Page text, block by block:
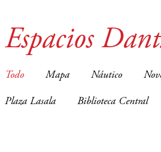
Espacios
Todo Mapa Náutico
Plaza Lasala Biblioteca Central